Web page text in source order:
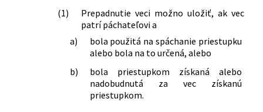
96/2012 Z. z.
Zákon, ktorým sa mení a dopĺňa zákon
č. 281/1997 Z. z. o vojenských obvodoch
a zákon, ktorým sa mení zákon
Národnej rady Slovenskej republiky č.
222/1996 Z. z. o organizácii miestnej
štátnej správy a o zmene a doplnení
niektorých zákonov v znení neskorších
predpisov v znení neskorších predpisov
(1)
Prepadnutie veci možno uložiť, ak vec
patrí páchateľovi a
a)
bola použitá na spáchanie priestupku
alebo bola na to určená, alebo
b)
bola priestupkom získaná alebo
nadobudnutá za vec získanú
priestupkom.